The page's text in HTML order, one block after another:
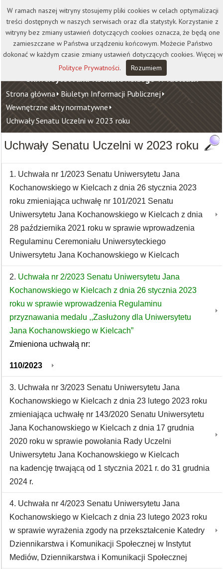
Kontakt Biblioteka
Wydawnictwo
Wirtualna Uczelnia
Uniwersytet Jana Kochanowskiego w Kielcach
Strona główna Biuletyn Informacji Publicznej
Wewnętrzne akty normatywne
Uchwały Senatu Uczelni w 2023 roku
Uchwały Senatu Uczelni w 2023 roku
1. Uchwała nr 1/2023 Senatu Uniwersytetu Jana
Kochanowskiego w Kielcach z dnia 26 stycznia 2023
roku zmieniająca uchwałę nr 101/2021 Senatu
Uniwersytetu Jana Kochanowskiego w Kielcach z dnia
28 października 2021 roku w sprawie wprowadzenia
Regulaminu Ceremoniału Uniwersyteckiego
Uniwersytetu Jana Kochanowskiego w Kielcach
2. Uchwała nr 2/2023 Senatu Uniwersytetu Jana
Kochanowskiego w Kielcach z dnia 26 stycznia 2023
roku w sprawie wprowadzenia Regulaminu
przyznawania medalu ,,Zasłużony dla Uniwersytetu
Jana Kochanowskiego w Kielcach”
Zmieniona uchwałą nr:
110/2023
3. Uchwała nr 3/2023 Senatu Uniwersytetu Jana
Kochanowskiego w Kielcach z dnia 23 lutego 2023 roku
zmieniająca uchwałę nr 143/2020 Senatu Uniwersytetu
Jana Kochanowskiego w Kielcach z dnia 17 grudnia
2020 roku w sprawie powołania Rady Uczelni
Uniwersytetu Jana Kochanowskiego w Kielcach
na kadencję trwającą od 1 stycznia 2021 r. do 31 grudnia
2024 r.
4. Uchwała nr 4/2023 Senatu Uniwersytetu Jana
Kochanowskiego w Kielcach z dnia 23 lutego 2023 roku
w sprawie wyrażenia zgody na przekształcenie Katedry
Dziennikarstwa i Komunikacji Społecznej w Instytut
Mediów, Dziennikarstwa i Komunikacji Społecznej
W ramach naszej witryny stosujemy pliki cookies w celach optymalizacji
treści dostępnych w naszych serwisach oraz dla statystyk. Korzystanie z
witryny bez zmiany ustawień dotyczących cookies oznacza, że będą one
zamieszczane w Państwa urządzeniu końcowym. Możecie Państwo
dokonać w każdym czasie zmiany ustawień dotyczących cookies. Więcej w
Polityce Prywatności. Rozumiem